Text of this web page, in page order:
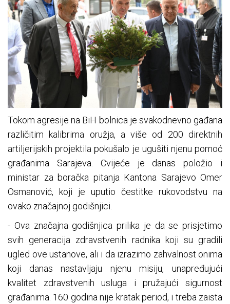
Tokom agresije na BiH bolnica je svakodnevno gađana
različitim kalibrima oružja, a više od 200 direktnih
artiljerijskih projektila pokušalo je ugušiti njenu pomoć
građanima Sarajeva. Cvijeće je danas položio i
ministar za boračka pitanja Kantona Sarajevo Omer
Osmanović, koji je uputio čestitke rukovodstvu na
ovako značajnoj godišnjici.
- Ova značajna godišnjica prilika je da se prisjetimo
svih generacija zdravstvenih radnika koji su gradili
ugled ove ustanove, ali i da izrazimo zahvalnost onima
koji danas nastavljaju njenu misiju, unapređujući
kvalitet zdravstvenih usluga i pružajući sigurnost
građanima. 160 godina nije kratak period, i treba zaista